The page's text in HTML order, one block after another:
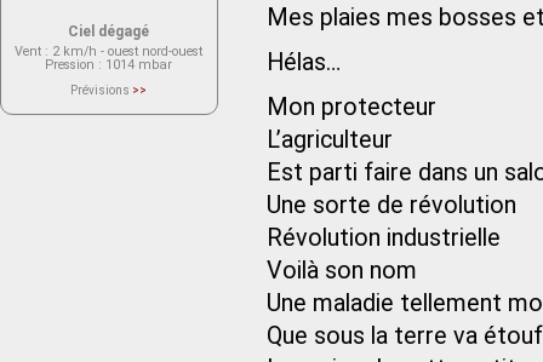
Mes plaies mes bosses
Hélas…
Mon protecteur
L’agriculteur
Est parti faire dans un
Une sorte de révolution
Révolution industrielle
Voilà son nom
Une maladie tellement
Que sous la terre va
Ciel dégagé
Vent : 2 km/h - ouest nord-ouest
Pression : 1014 mbar
Prévisions >>
actuellement aucune prévision